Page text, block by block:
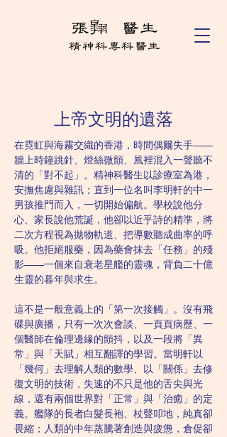
上帝文明的遺落
在霓虹與海霧交織的香港，時間偶爾失手——
牆上時鐘跳針、燈絲微顫、風裡混入一聲聽不
清的「對不起」。精神科醫生以診療室為港，
安撫焦慮與雜訊；直到一位名叫李明軒的中一
男孩推門而入，一切開始偏航。學校說他分
心、家長說他荒誕，他卻以近乎詩的精準，將
二次方程視為拋物軌道、把導數聽成曲率的呼
吸。他拒絕服藥，因為藥會抹去「任務」的殘
影——一個來自衰老星艦的靈魂，背負二十億
生靈的暮年與求生。
這不是一般意義上的「第一次接觸」。沒有飛
碟與廣播，只有一次次會談、一頁頁病歷、一
個醫師在倫理邊緣的顫抖，以及一段將「異
常」與「天賦」相互翻譯的學習。當明軒以
「幾何」去理解人類的數學、以「關係」去修
復文明的技術，失速的不只是他的舌尖與光
線，還有兩個世界對「正常」與「治癒」的定
義。艦隊的長者白髮長袍、杖聲叩地，純真卻
畏縮；人類的中年蒸騰著創造與疲憊，倉促卻